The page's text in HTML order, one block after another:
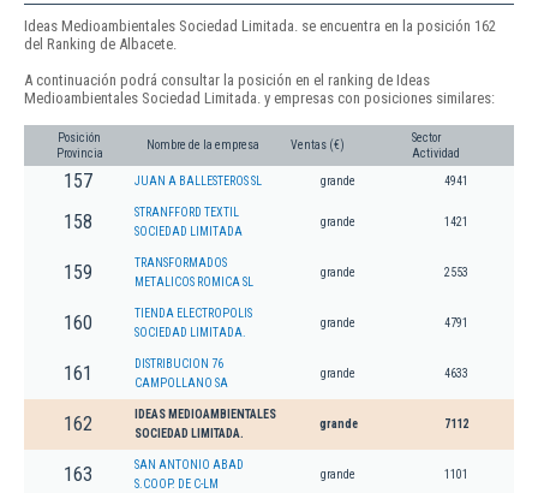
Ideas Medioambientales Sociedad Limitada. se encuentra en la posición 162
del Ranking de Albacete.
A continuación podrá consultar la posición en el ranking de Ideas
Medioambientales Sociedad Limitada. y empresas con posiciones similares:
Posición
Provincia
Nombre de la empresa Ventas (€)
Sector
Actividad
157 JUAN A BALLESTEROS SL grande 4941
158
STRANFFORD TEXTIL
SOCIEDAD LIMITADA
grande 1421
159
TRANSFORMADOS
METALICOS ROMICA SL
grande 2553
160
TIENDA ELECTROPOLIS
SOCIEDAD LIMITADA.
grande 4791
161
DISTRIBUCION 76
CAMPOLLANO SA
grande 4633
162
IDEAS MEDIOAMBIENTALES
SOCIEDAD LIMITADA.
grande 7112
163
SAN ANTONIO ABAD
S.COOP. DE C-LM
grande 1101